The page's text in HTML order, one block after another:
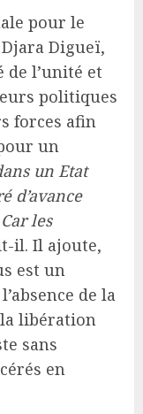
pour le
Digueï,
l’unité et
politiques
forces afin
un
un Etat
d’avance
les
il. Il ajoute,
est un
de la
la libération
sans
en